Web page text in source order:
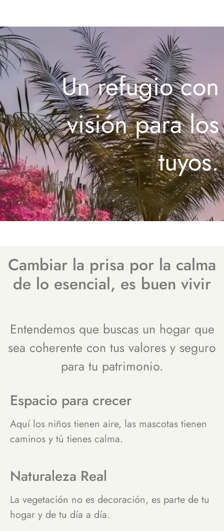
Un refugio con
visión para los
tuyos.
Cambiar la prisa por la calma
de lo esencial, es buen vivir
Entendemos que buscas un hogar que
sea coherente con tus valores y seguro
para tu patrimonio.
Espacio para crecer
Aquí los niños tienen aire, las mascotas tienen
caminos y tú tienes calma.
Naturaleza Real
La vegetación no es decoración, es parte de tu
hogar y de tu día a día.